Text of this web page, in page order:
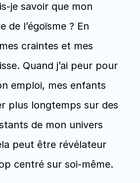
je savoir que mon
de l’égoïsme ? En
craintes et mes
Quand j’ai peur pour
emploi, mes enfants
plus longtemps sur des
de mon univers
peut être révélateur
centré sur soi-même.